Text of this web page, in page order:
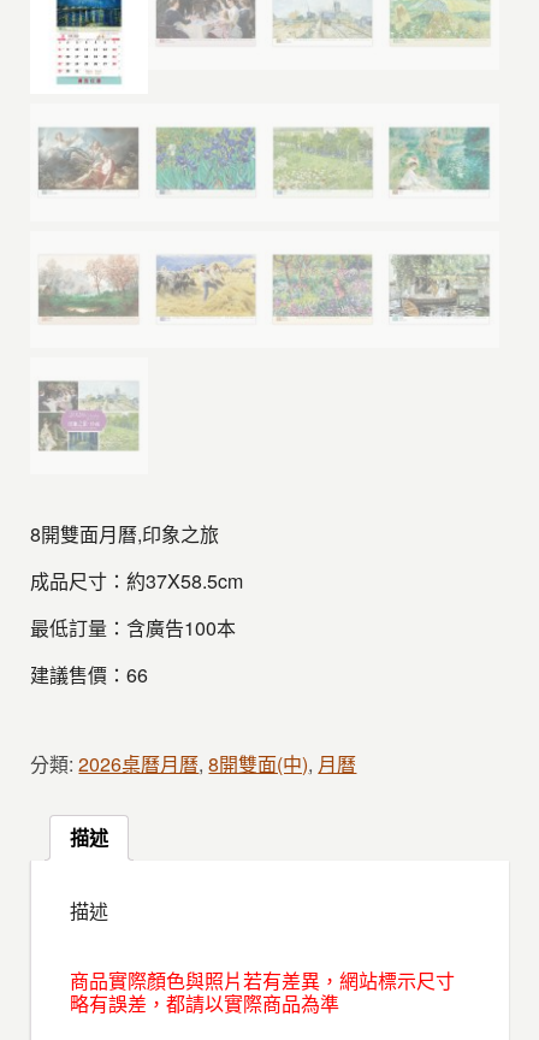
8開雙面月曆,印象之旅
成品尺寸：約37X58.5cm
最低訂量：含廣告100本
建議售價：66
分類:2026桌曆月曆,8開雙面(中), 月曆
描述
描述
商品實際顏色與照片若有差異，網站標示尺寸
略有誤差，都請以實際商品為準